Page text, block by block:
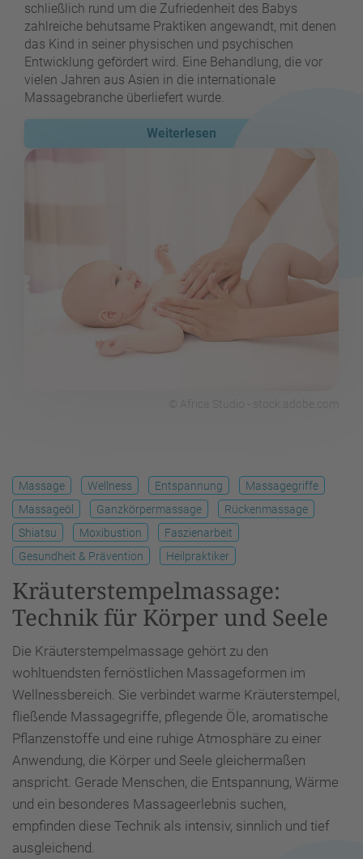
Massage Wellness Entspannung
Massagegriffe
Massageöl
Ganzkörpermassage
Rückenmassage
Shiatsu
Moxibustion
Faszienarbeit
Gesundheit & Prävention
Heilpraktiker
Kräuterstempelmassage:
Technik für Körper und Seele
Die Kräuterstempelmassage gehört zu den
wohltuendsten fernöstlichen Massageformen im
Wellnessbereich. Sie verbindet warme Kräuterstempel,
fließende Massagegriffe, pflegende Öle, aromatische
Pflanzenstoffe und eine ruhige Atmosphäre zu einer
Anwendung, die Körper und Seele gleichermaßen
anspricht. Gerade Menschen, die Entspannung, Wärme
und ein besonderes Massageerlebnis suchen,
empfinden diese Technik als intensiv, sinnlich und tief
ausgleichend.
schließlich rund um die Zufriedenheit des Babys
zahlreiche behutsame Praktiken angewandt, mit denen
das Kind in seiner physischen und psychischen
Entwicklung gefördert wird. Eine Behandlung, die vor
vielen Jahren aus Asien in die internationale
Massagebranche überliefert wurde.
Weiterlesen